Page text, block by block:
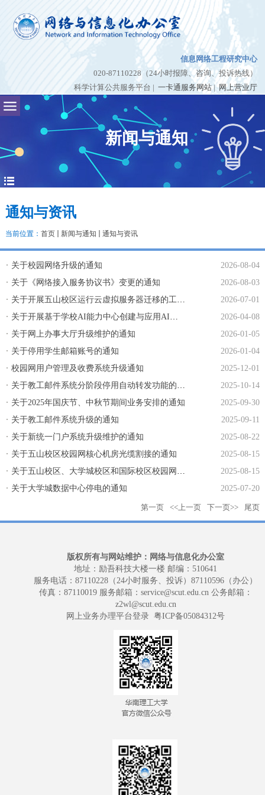
信息网络工程研究中心
020-87110228（24小时报障、咨询、投诉热线）
科学计算公共服务平台 | 一卡通服务网站|网上营业厅
新闻与通知
通知与资讯
当前位置： 首页 新闻与通知 通知与资讯
关于校园网络升级的通知
2026-08-04
关于《网络接入服务协议书》变更的通知
2026-08-03
关于开展五山校区运行云虚拟服务器迁移的工作通知
2026-07-01
关于开展基于学校AI能力中心创建与应用AI智能体宣讲（第一期）的通知
2026-04-08
关于网上办事大厅升级维护的通知
2026-01-05
关于停用学生邮箱账号的通知
2026-01-04
校园网用户管理及收费系统升级通知
2025-12-01
关于教工邮件系统分阶段停用自动转发功能的通知
2025-10-14
关于2025年国庆节、中秋节期间业务安排的通知
2025-09-30
关于教工邮件系统升级的通知
2025-09-11
关于新统一门户系统升级维护的通知
2025-08-22
关于五山校区校园网核心机房光缆割接的通知
2025-08-15
关于五山校区、大学城校区和国际校区校园网络升级割接的通知
2025-08-15
关于大学城数据中心停电的通知
2025-07-20
第一页 <<上一页 下一页>> 尾页
版权所有与网站维护：网络与信息化办公室
地址：励吾科技大楼一楼 邮编：510641
服务电话：87110228（24小时服务、投诉）87110596（办公）
传真：87110019 服务邮箱：service@scut.edu.cn 公务邮箱：
z2wl@scut.edu.cn
网上业务办理平台登录 粤ICP备05084312号